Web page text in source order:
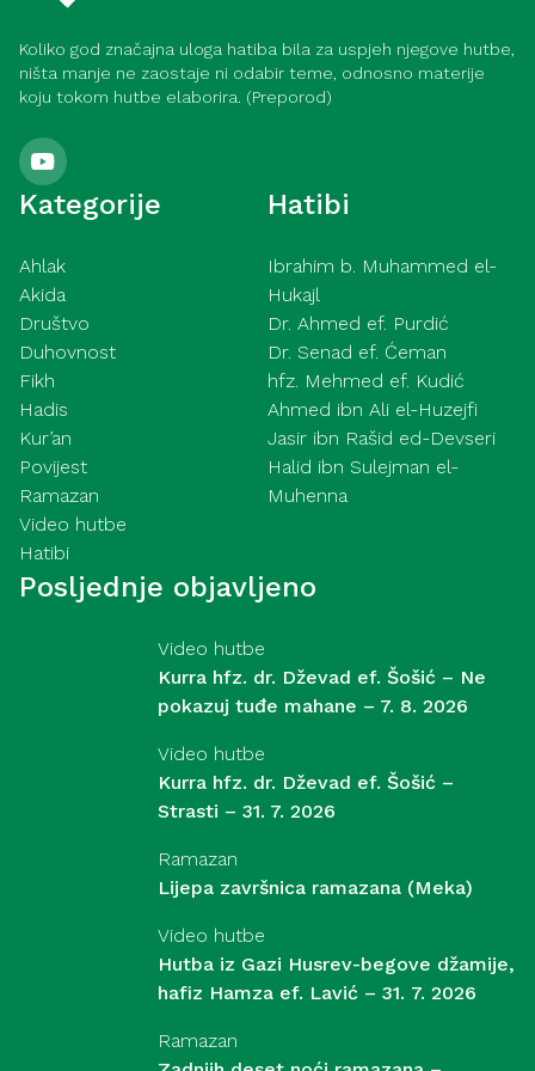
Koliko god značajna uloga hatiba bila za uspjeh njegove hutbe,
ništa manje ne zaostaje ni odabir teme, odnosno materije
koju tokom hutbe elaborira. (Preporod)
Kategorije
Ahlak
Akida
Društvo
Duhovnost
Fikh
Hadis
Kur’an
Povijest
Ramazan
Video hutbe
Hatibi
Hatibi
Ibrahim b. Muhammed el-
Hukajl
Dr. Ahmed ef. Purdić
Dr. Senad ef. Ćeman
hfz. Mehmed ef. Kudić
Ahmed ibn Ali el-Huzejfi
Jasir ibn Rašid ed-Devseri
Halid ibn Sulejman el-
Muhenna
Posljednje objavljeno
Video hutbe
Kurra hfz. dr. Dževad ef. Šošić – Ne
pokazuj tuđe mahane – 7. 8. 2026
Video hutbe
Kurra hfz. dr. Dževad ef. Šošić –
Strasti – 31. 7. 2026
Ramazan
Lijepa završnica ramazana (Meka)
Video hutbe
Hutba iz Gazi Husrev-begove džamije,
hafiz Hamza ef. Lavić – 31. 7. 2026
Ramazan